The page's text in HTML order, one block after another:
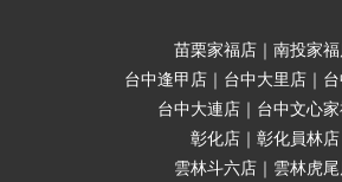
苗栗家福店｜南投家
台中逢甲店｜台中大里店｜
台中大連店｜台中文心
彰化店｜彰化員林店
雲林斗六店｜雲林虎